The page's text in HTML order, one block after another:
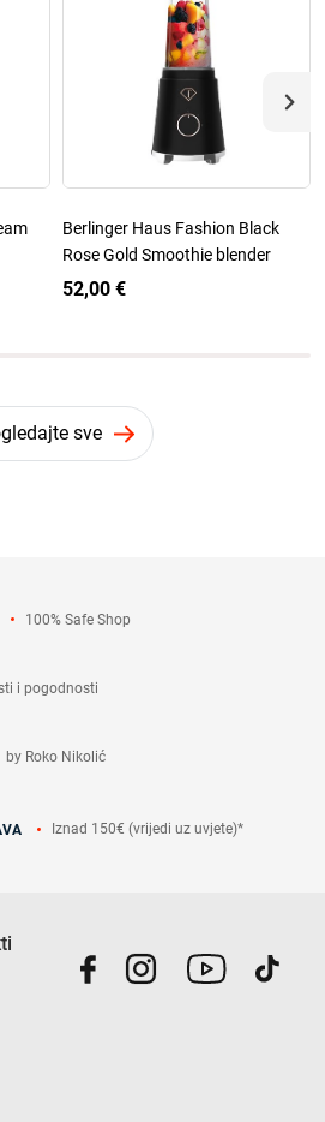
Berlinger Haus Fashion Black
Rose Gold Smoothie blender
52,00 €
sve
100% Safe Shop
i pogodnosti
by Roko Nikolić
Iznad 150€ (vrijedi uz uvjete)*